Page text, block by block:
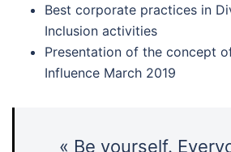
Best corporate practices in
Inclusion activities
Presentation of the concept
Influence March 2019
« Be yourself.